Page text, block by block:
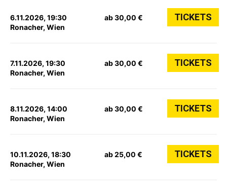
6.11.2026, 19:30
Ronacher, Wien
ab 30,00 € TICKETS
7.11.2026, 19:30
Ronacher, Wien
ab 30,00 € TICKETS
8.11.2026, 14:00
Ronacher, Wien
ab 30,00 € TICKETS
10.11.2026, 18:30
Ronacher, Wien
ab 25,00 € TICKETS